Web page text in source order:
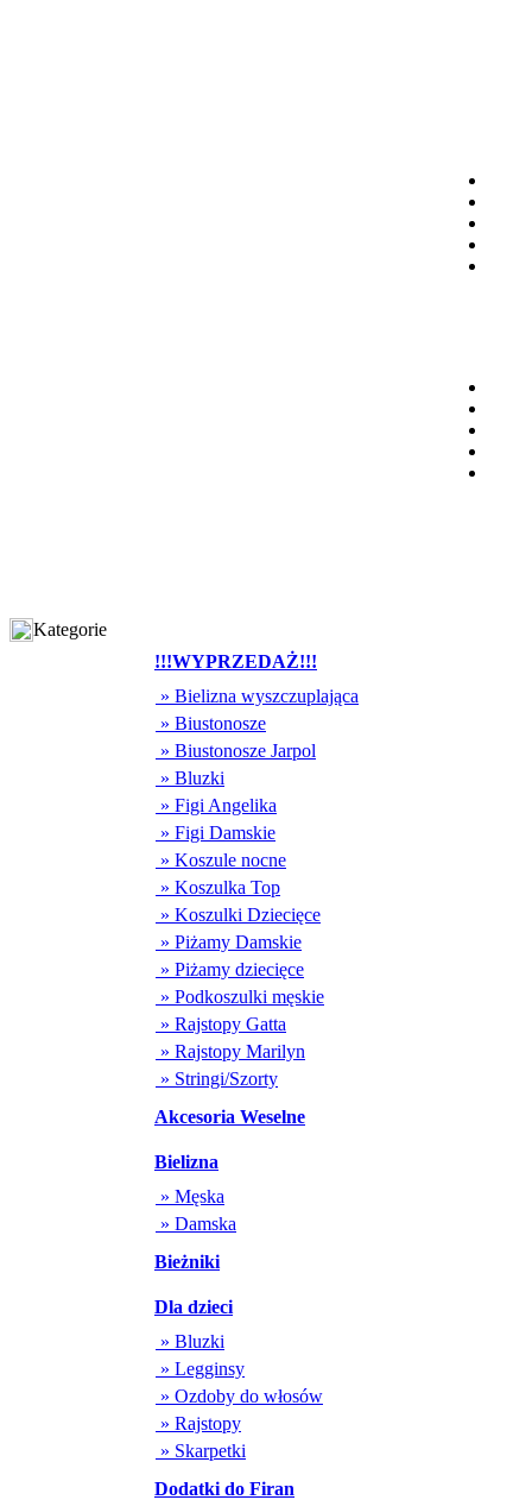
Kategorie
!!!WYPRZEDAŻ!!!
» Bielizna wyszczuplająca
» Biustonosze
» Biustonosze Jarpol
» Bluzki
» Figi Angelika
» Figi Damskie
» Koszule nocne
» Koszulka Top
» Koszulki Dziecięce
» Piżamy Damskie
» Piżamy dziecięce
» Podkoszulki męskie
» Rajstopy Gatta
» Rajstopy Marilyn
» Stringi/Szorty
Akcesoria Weselne
Bielizna
» Męska
» Damska
Bieżniki
Dla dzieci
» Bluzki
» Legginsy
» Ozdoby do włosów
» Rajstopy
» Skarpetki
Dodatki do Firan